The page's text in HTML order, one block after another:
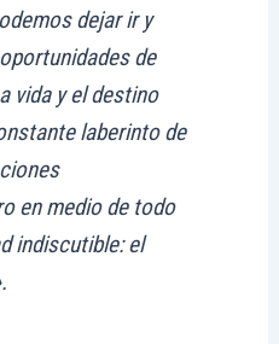
dejar ir y
de
vida y el destino
laberinto de
en medio de todo
indiscutible: el